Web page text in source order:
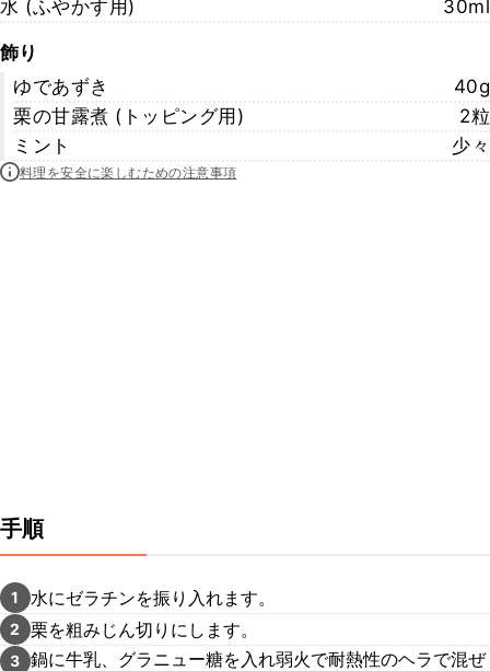
水 (ふやかす用)
30ml
飾り
ゆであずき
40g
栗の甘露煮 (トッピング用)
2粒
ミント
少々
料理を安全に楽しむための注意事項
手順
1 水にゼラチンを振り入れます。
2 栗を粗みじん切りにします。
3 鍋に牛乳、グラニュー糖を入れ弱火で耐熱性のヘラで混ぜ